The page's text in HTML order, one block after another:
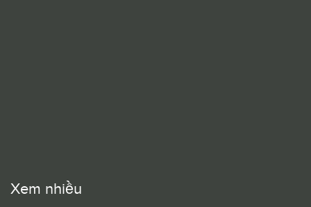
Xem nhiều